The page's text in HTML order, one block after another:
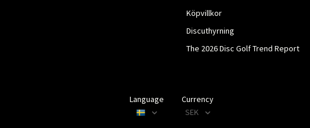
Köpvillkor
Discuthyrning
The 2026 Disc Golf Trend Report
Language
Currency
SEK